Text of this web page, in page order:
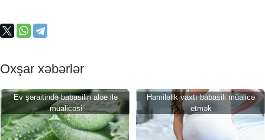
Oxşar xəbərlər
Ev şəraitində babasilin aloe ilə
müalicəsi
Hamiləlik vaxtı babasili müalicə
etmək